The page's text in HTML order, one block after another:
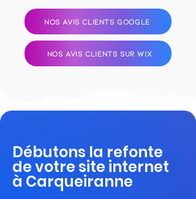
NOS AVIS CLIENTS GOOGLE
NOS AVIS CLIENTS SUR WIX
Débutons la refonte
de votre site internet
à Carqueiranne